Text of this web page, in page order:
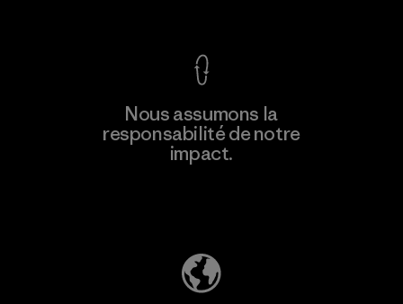
Nous assumons la
responsabilité de notre
impact.